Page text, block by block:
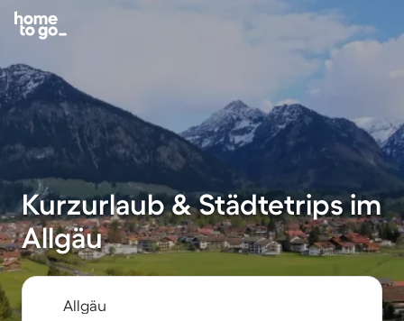
Kurzurlaub & Städtetrips im
Allgäu